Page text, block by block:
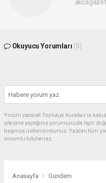
Okuyucu Yorumları (0)
Yorum yazarak Topluluk Kuralları’nı
sitesine yaptığınız yorumunuzla ilgili
başınıza üstleniyorsunuz. Yazılan tüm
sorumlu tutulamaz.
Anasayfa Gündem